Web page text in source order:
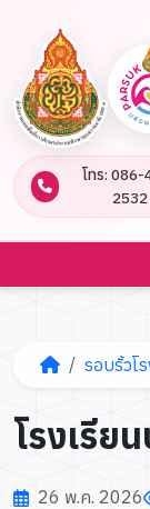
โทร: 086-
2532
รอบรั้วโ
โรงเรีย
26 พ.ค. 2026